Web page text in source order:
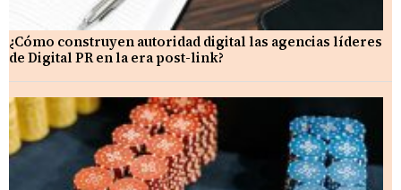
¿Cómo construyen autoridad digital las agencias líderes
de Digital PR en la era post-link?